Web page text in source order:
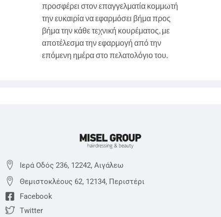
προσφέρει στον επαγγελματία κομμωτή
την ευκαιρία να εφαρμόσει βήμα προς
βήμα την κάθε τεχνική κουρέματος, με
αποτέλεσμα την εφαρμογή από την
επόμενη ημέρα στο πελατολόγιο του.
Ιερά Οδός 236, 12242, Αιγάλεω
Θεμιστoκλέους 62, 12134, Περιστέρι
Facebook
Twitter